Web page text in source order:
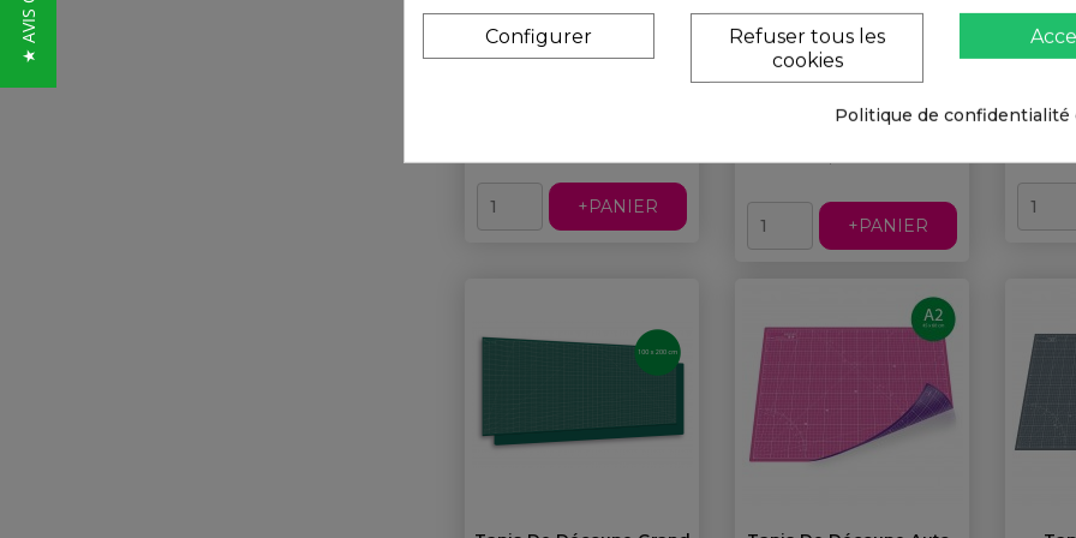
20%
+PANIER
5 15% 10,12 €
8,43 €
20%
+PANIER
5
Refuser tous les
cookies
Configurer
Politique de confidentialité